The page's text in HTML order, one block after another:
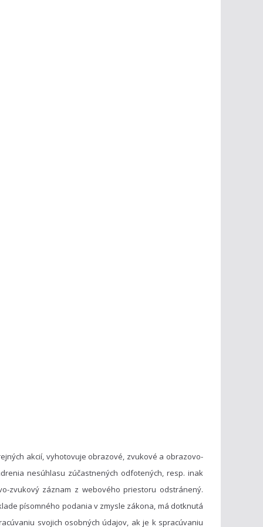
akcií, vyhotovuje obrazové, zvukové a obrazovo-
nesúhlasu zúčastnených odfotených, resp. inak
zvukový záznam z webového priestoru odstránený.
písomného podania v zmysle zákona, má dotknutá
svojich osobných údajov, ak je k spracúvaniu